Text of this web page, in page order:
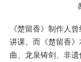
《楚留香》制作人
讲课。而《楚留香
曲、龙泉铸剑、非